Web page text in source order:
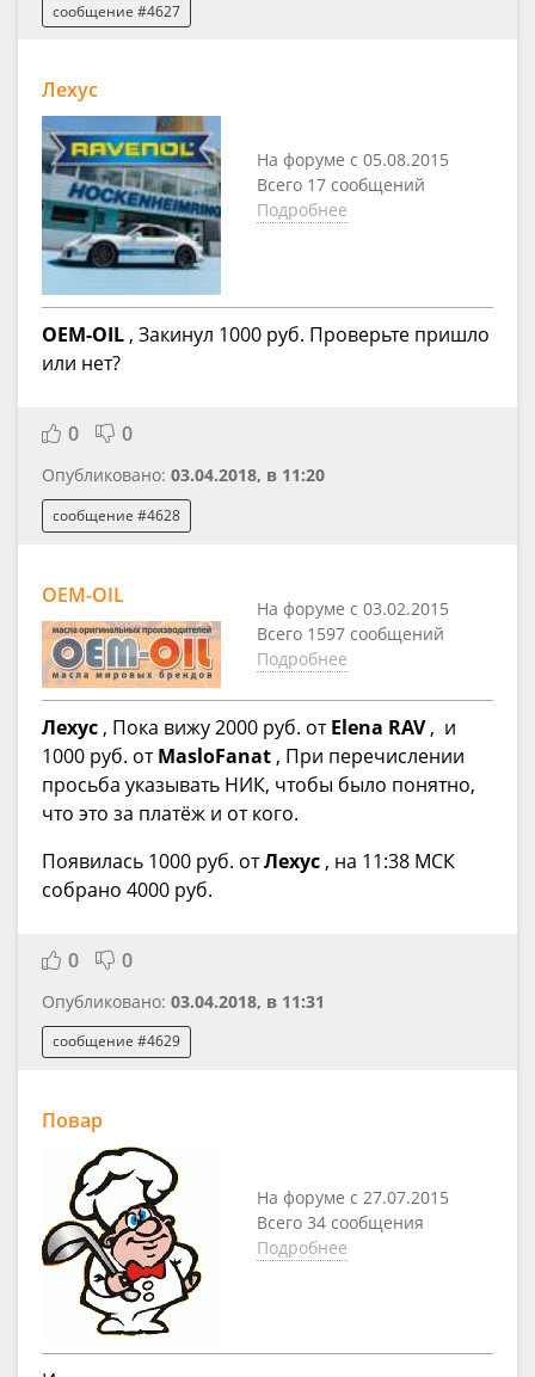
сообщение #4627
Лехус
На форуме с 05.08.2015
Всего 17 сообщений
Подробнее
OEM-OIL , Закинул 1000 руб. Проверьте пришло
или нет?
0 0
Опубликовано: 03.04.2018, в 11:20
сообщение #4628
OEM-OIL
На форуме с 03.02.2015
Всего 1597 сообщений
Подробнее
Лехус , Пока вижу 2000 руб. отElena RAV, и
1000 руб. отMasloFanat , При перечислении
просьба указывать НИК, чтобы было понятно,
что это за платёж и от кого.
Появилась 1000 руб. отЛехус , на 11:38 МСК
собрано 4000 руб.
0 0
Опубликовано: 03.04.2018, в 11:31
сообщение #4629
Повар
На форуме с 27.07.2015
Всего 34 сообщения
Подробнее